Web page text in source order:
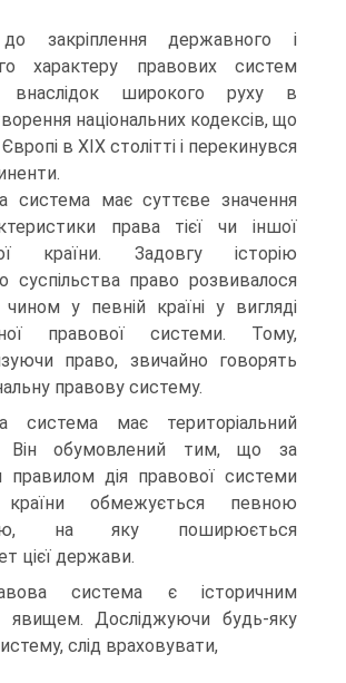
до закріплення державного і
характеру правових систем
внаслідок широкого руху в
національних кодексів, що
в XIX столітті і перекинувся
система має суттєве значення
права тієї чи іншої
країни. Задовгу історію
суспільства право розвивалося
у певній країні у вигляді
правової системи. Тому,
право, звичайно говорять
правову систему.
система має територіальний
Він обумовлений тим, що за
правилом дія правової системи
країни обмежується певною
на яку поширюється
цієї держави.
система є історичним
явищем. Досліджуючи будь-яку
слід враховувати,